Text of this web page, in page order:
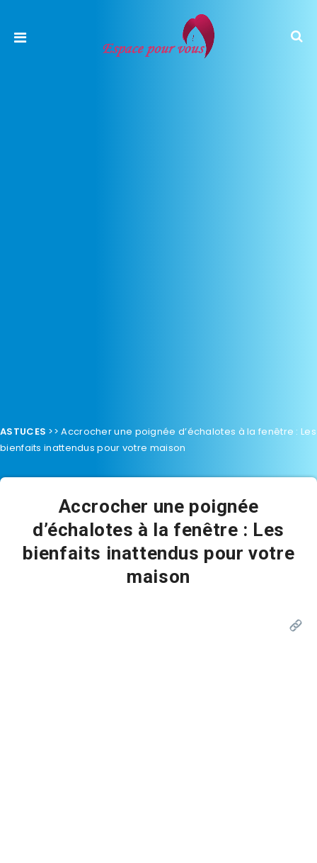
ASTUCES >>Accrocher une poignée d’échalotes à la fenêtre : Les
bienfaits inattendus pour votre maison
Accrocher une poignée
d’échalotes à la fenêtre : Les
bienfaits inattendus pour votre
maison